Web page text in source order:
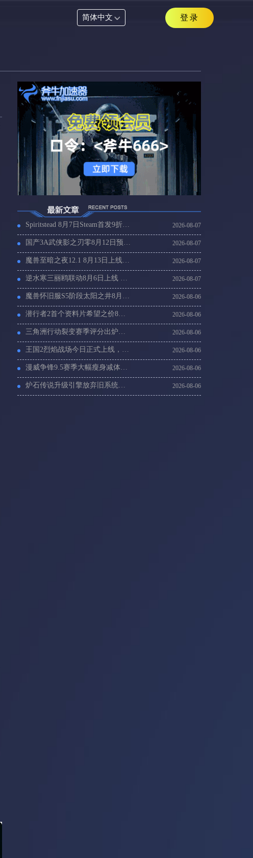
简体中文 登录
Spiritstead 8月7日Steam首发9折35元，国内玩家连Spiritstead方案 2026-08-07
国产3A武侠影之刃零8月12日预售，海外玩影之刃零加速器攻略 2026-08-07
魔兽至暗之夜12.1 8月13日上线，海外党回魔兽国服登录不上加速方案 2026-08-07
逆水寒三丽鸥联动8月6日上线 海外党登录逆水寒国服延迟高解决 2026-08-07
魔兽怀旧服S5阶段太阳之井8月6日开启，21周年抽10万现金海外党这样进国服 2026-08-06
潜行者2首个资料片希望之价8月20日上线，潜行者2连不上卡顿丢包速解 2026-08-06
三角洲行动裂变赛季评分出炉，海外回国玩三角洲刚枪卡顿掉线怎么办 2026-08-06
王国2烈焰战场今日正式上线，连不上王国2服务器延迟高速解 2026-08-06
漫威争锋9.5赛季大幅瘦身减体积，漫威争锋国际服更新慢进不去游戏这样解决 2026-08-06
炉石传说升级引擎放弃旧系统，国外玩炉石传说14赛季卡顿咋办 2026-08-06